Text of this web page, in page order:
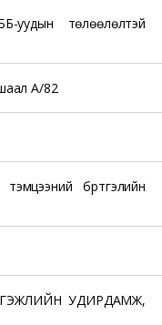
уудын төлөөлөлтэй
А/82
бүртгэлийн
УДИРДАМЖ,